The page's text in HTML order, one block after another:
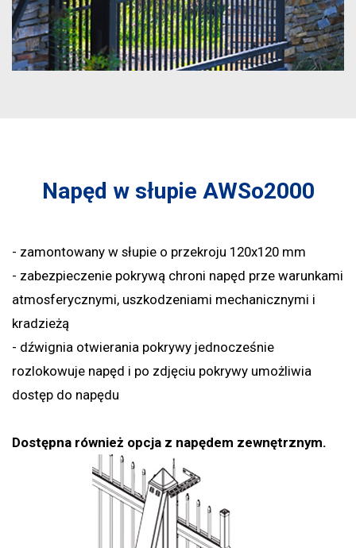
Napęd w słupie AWSo2000
- zamontowany w słupie o przekroju 120x120 mm
- zabezpieczenie pokrywą chroni napęd prze warunkami
atmosferycznymi, uszkodzeniami mechanicznymi i
kradzieżą
- dźwignia otwierania pokrywy jednocześnie
rozlokowuje napęd i po zdjęciu pokrywy umożliwia
dostęp do napędu
Dostępna również opcja z napędem zewnętrznym.